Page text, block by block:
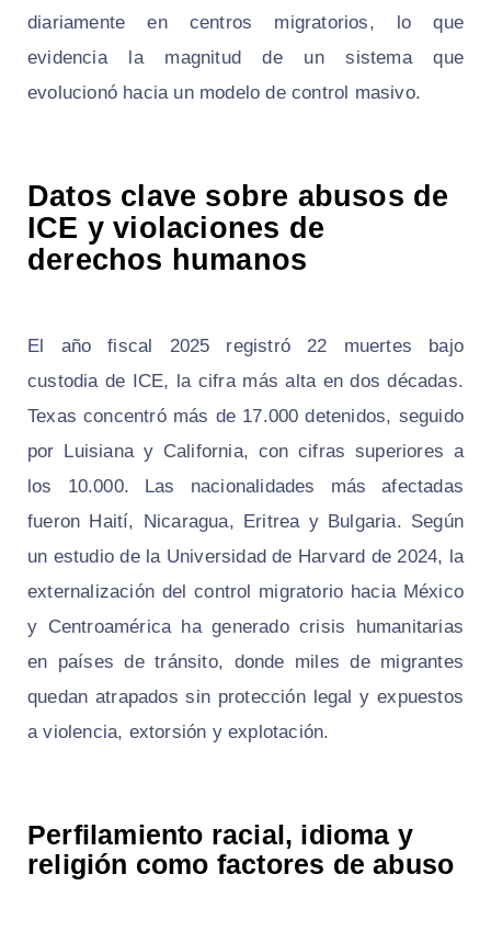
diariamente en centros migratorios, lo que
evidencia la magnitud de un sistema que
evolucionó hacia un modelo de control masivo.
Datos clave sobre abusos de
ICE y violaciones de
derechos humanos
El año fiscal 2025 registró 22 muertes bajo
custodia de ICE, la cifra más alta en dos décadas.
Texas concentró más de 17.000 detenidos, seguido
por Luisiana y California, con cifras superiores a
los 10.000. Las nacionalidades más afectadas
fueron Haití, Nicaragua, Eritrea y Bulgaria. Según
un estudio de la Universidad de Harvard de 2024, la
externalización del control migratorio hacia México
y Centroamérica ha generado crisis humanitarias
en países de tránsito, donde miles de migrantes
quedan atrapados sin protección legal y expuestos
a violencia, extorsión y explotación.
Perfilamiento racial, idioma y
religión como factores de abuso